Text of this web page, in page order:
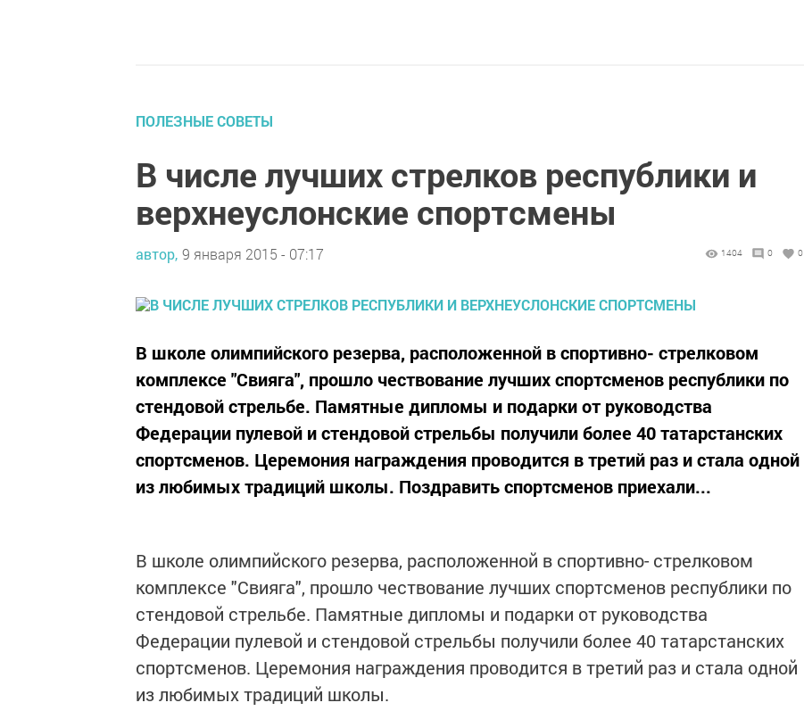
ПОЛЕЗНЫЕ СОВЕТЫ
В числе лучших стрелков республики и
верхнеуслонские спортсмены
автор, 9 января 2015 - 07:17 1404 0 0
В школе олимпийского резерва, расположенной в спортивно- стрелковом
комплексе "Свияга", прошло чествование лучших спортсменов республики по
стендовой стрельбе. Памятные дипломы и подарки от руководства
Федерации пулевой и стендовой стрельбы получили более 40 татарстанских
спортсменов. Церемония награждения проводится в третий раз и стала одной
из любимых традиций школы. Поздравить спортсменов приехали...
В школе олимпийского резерва, расположенной в спортивно- стрелковом
комплексе "Свияга", прошло чествование лучших спортсменов республики по
стендовой стрельбе. Памятные дипломы и подарки от руководства
Федерации пулевой и стендовой стрельбы получили более 40 татарстанских
спортсменов. Церемония награждения проводится в третий раз и стала одной
из любимых традиций школы.